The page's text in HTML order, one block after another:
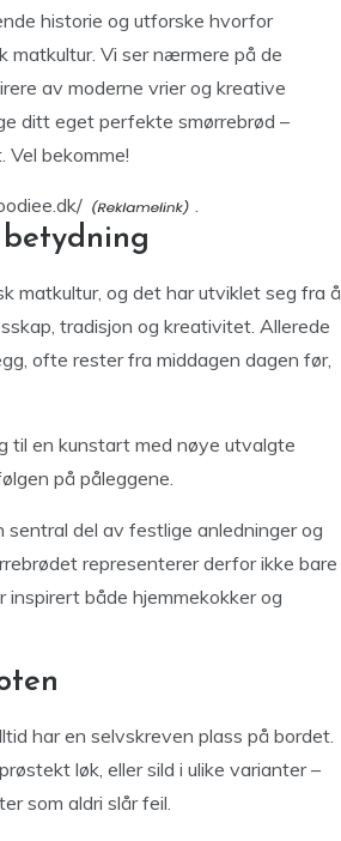
historie og utforske hvorfor
matkultur. Vi ser nærmere på de
av moderne vrier og kreative
ditt eget perfekte smørrebrød –
bekomme!
.
matkultur, og det har utviklet seg fra å
tradisjon og kreativitet. Allerede
ofte rester fra middagen dagen før,
til en kunstart med nøye utvalgte
på påleggene.
del av festlige anledninger og
representerer derfor ikke bare
både hjemmekokker og
har en selvskreven plass på bordet.
løk, eller sild i ulike varianter –
som aldri slår feil.